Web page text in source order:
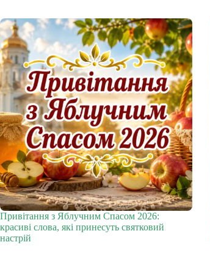
Привітання з Яблучним Спасом 2026:
красиві слова, які принесуть святковий
настрій